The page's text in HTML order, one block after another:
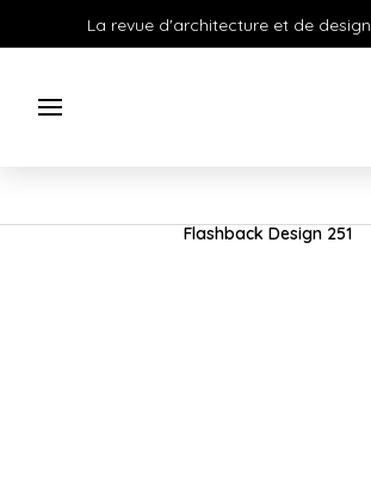
La revue d'architecture et de design
Flashback Design 251